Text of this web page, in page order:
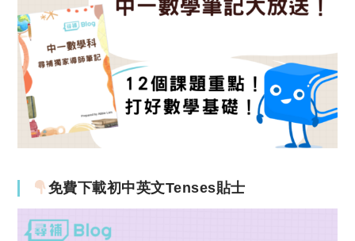
免費下載初中英文Tenses貼士